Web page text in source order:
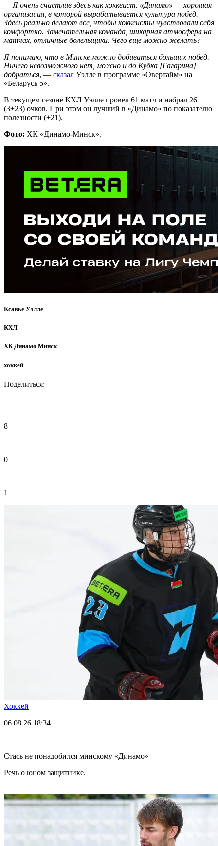
— Я очень счастлив здесь как хоккеист. «Динамо» — хорошая
организация, в которой вырабатывается культура побед.
Здесь реально делают все, чтобы хоккеисты чувствовали себя
комфортно. Замечательная команда, шикарная атмосфера на
матчах, отличные болельщики. Чего еще можно желать?
Я понимаю, что в Минске можно добиваться больших побед.
Ничего невозможного нет, можно и до Кубка [Гагарина]
добраться, — сказал Уэлле в программе «Овертайм» на
«Беларусь 5».
В текущем сезоне КХЛ Уэлле провел 61 матч и набрал 26
(3+23) очков. При этом он лучший в «Динамо» по показателю
полезности (+21).
Фото: ХК «Динамо-Минск».
Ксавье Уэлле
КХЛ
ХК Динамо Минск
хоккей
Поделиться:
8
0
1
Хоккей
06.08.26 18:34
Стась не понадобился минскому «Динамо»
Речь о юном защитнике.